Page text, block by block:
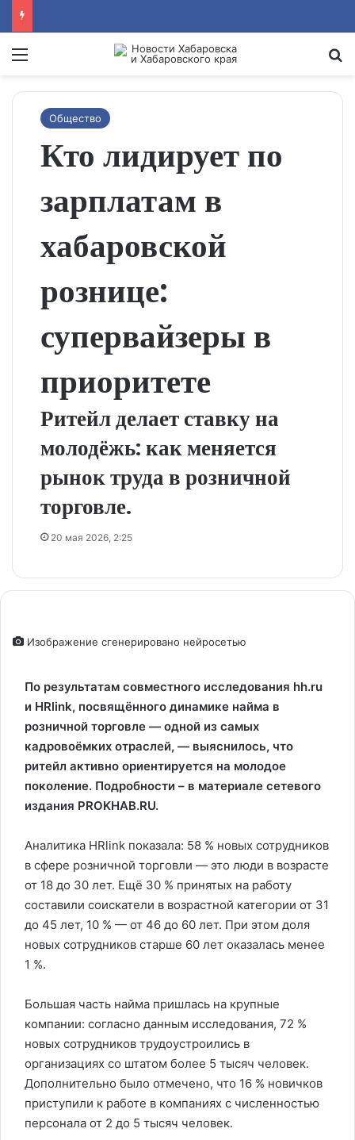
Menu
Общество
Кто лидирует по
зарплатам в
хабаровской
рознице:
супервайзеры в
приоритете
Ритейл делает ставку на
молодёжь: как меняется
рынок труда в розничной
торговле.
20 мая 2026, 2:25
Изображение сгенерировано нейросетью
По результатам совместного исследования hh.ru
и HRlink, посвящённого динамике найма в
розничной торговле — одной из самых
кадровоёмких отраслей, — выяснилось, что
ритейл активно ориентируется на молодое
поколение. Подробности – в материале сетевого
издания PROKHAB.RU.
Аналитика HRlink показала: 58 % новых сотрудников
в сфере розничной торговли — это люди в возрасте
от 18 до 30 лет. Ещё 30 % принятых на работу
составили соискатели в возрастной категории от 31
до 45 лет, 10 % — от 46 до 60 лет. При этом доля
новых сотрудников старше 60 лет оказалась менее
1 %.
Большая часть найма пришлась на крупные
компании: согласно данным исследования, 72 %
новых сотрудников трудоустроились в
организациях со штатом более 5 тысяч человек.
Дополнительно было отмечено, что 16 % новичков
приступили к работе в компаниях с численностью
персонала от 2 до 5 тысяч человек.